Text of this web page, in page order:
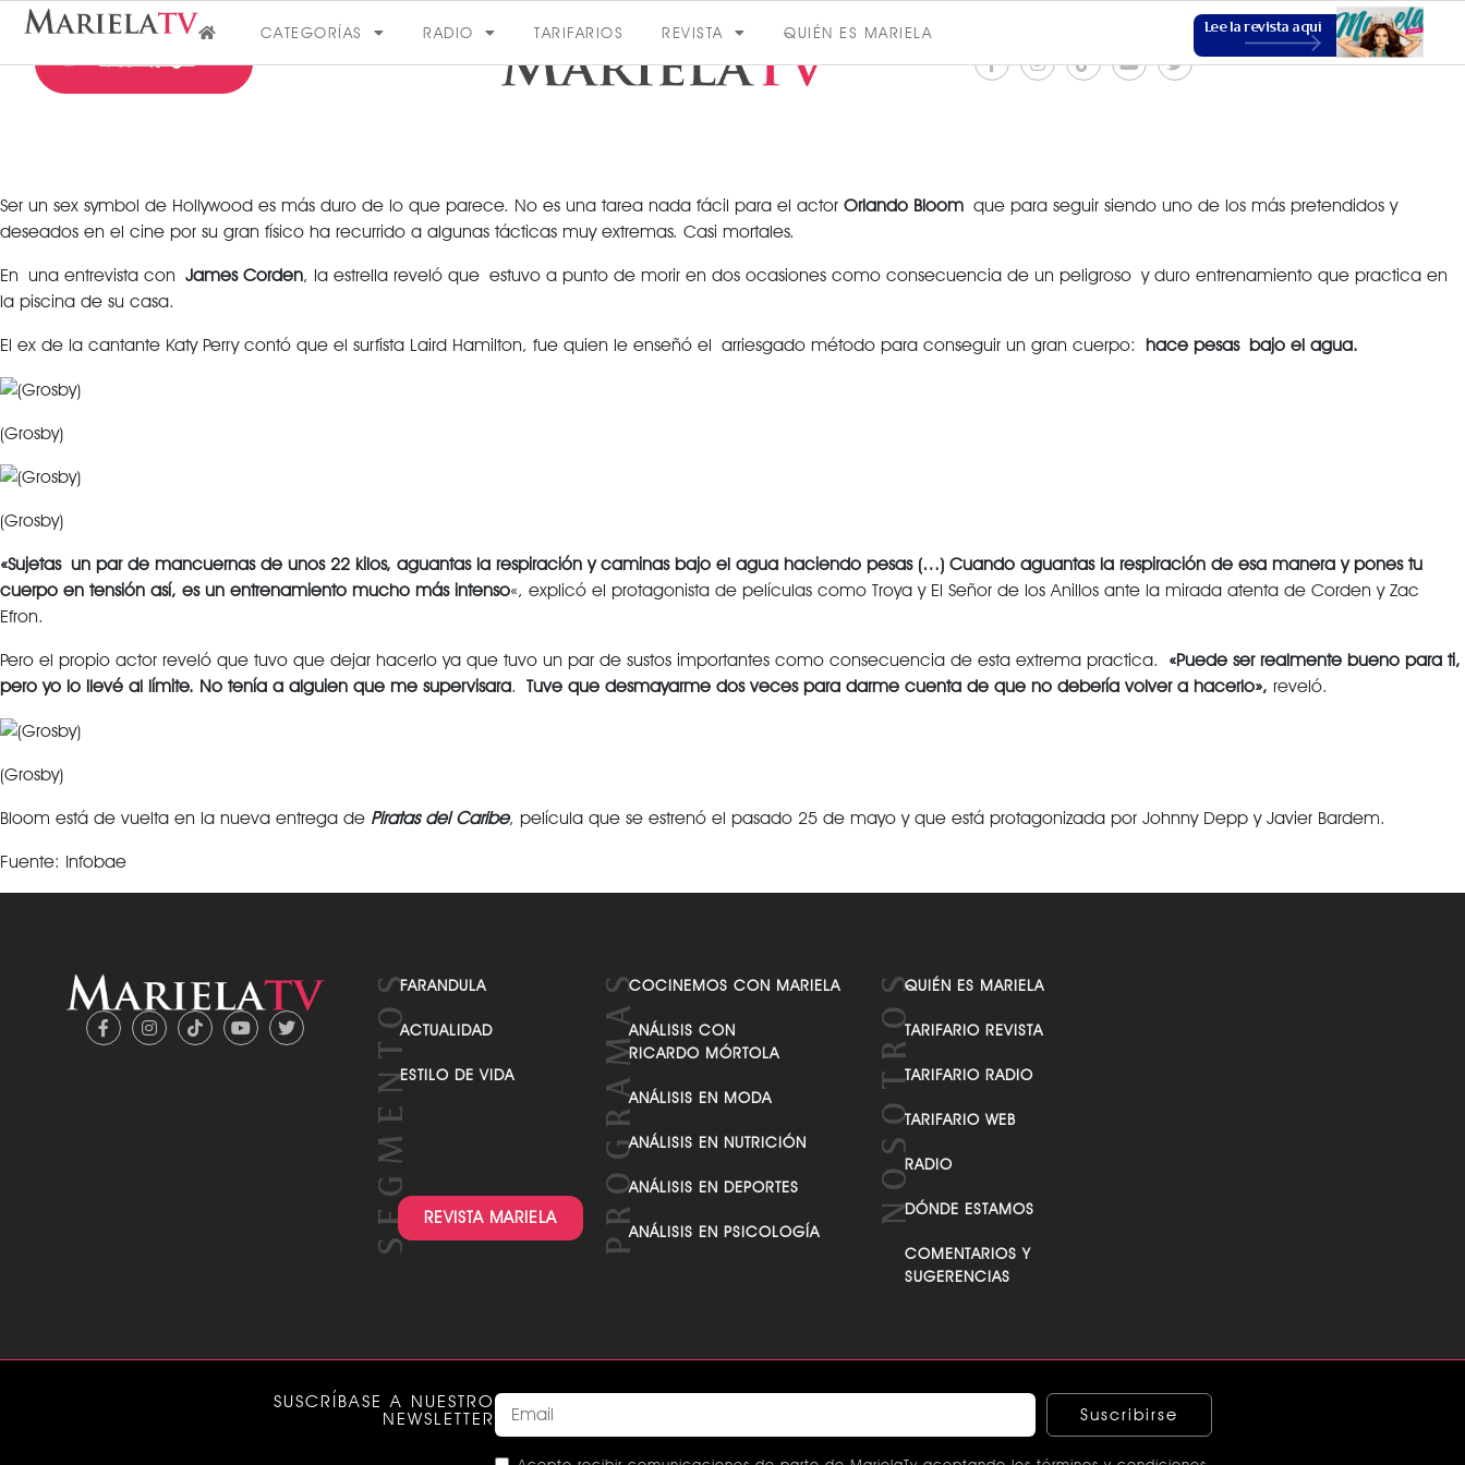
CATEGORÍAS RADIO TARIFARIOS REVISTA QUIÉN ES MARIELA Lee la revista aquí
FARÁNDULA
VER MÁS
ACTUALIDAD
VER MÁS
ESTILO DE VIDA
VER MÁS
Ser un sex symbol de Hollywood es más duro de lo que parece. No es una tarea nada fácil para el actor Orlando Bloom que para seguir siendo uno de los más pretendidos y
deseados en el cine por su gran físico ha recurrido a algunas tácticas muy extremas. Casi mortales.
En una entrevista con James Corden, la estrella reveló que estuvo a punto de morir en dos ocasiones como consecuencia de un peligroso y duro entrenamiento que practica en
la piscina de su casa.
El ex de la cantante Katy Perry contó que el surfista Laird Hamilton, fue quien le enseñó el arriesgado método para conseguir un gran cuerpo: hace pesas bajo el agua.
(Grosby)
(Grosby)
«Sujetas un par de mancuernas de unos 22 kilos, aguantas la respiración y caminas bajo el agua haciendo pesas (…) Cuando aguantas la respiración de esa manera y pones tu
cuerpo en tensión así, es un entrenamiento mucho más intenso«, explicó el protagonista de películas como Troya y El Señor de los Anillos ante la mirada atenta de Corden y Zac
Efron.
Pero el propio actor reveló que tuvo que dejar hacerlo ya que tuvo un par de sustos importantes como consecuencia de esta extrema practica. «Puede ser realmente bueno para ti,
pero yo lo llevé al límite. No tenía a alguien que me supervisara. Tuve que desmayarme dos veces para darme cuenta de que no debería volver a hacerlo», reveló.
(Grosby)
Bloom está de vuelta en la nueva entrega de Piratas del Caribe, película que se estrenó el pasado 25 de mayo y que está protagonizada por Johnny Depp y Javier Bardem.
Fuente: Infobae
FARANDULA
ACTUALIDAD
ESTILO DE VIDA
REVISTA MARIELA
COCINEMOS CON MARIELA
ANÁLISIS CON
RICARDO MÓRTOLA
ANÁLISIS EN MODA
ANÁLISIS EN NUTRICIÓN
ANÁLISIS EN DEPORTES
ANÁLISIS EN PSICOLOGÍA
QUIÉN ES MARIELA
TARIFARIO REVISTA
TARIFARIO RADIO
TARIFARIO WEB
RADIO
DÓNDE ESTAMOS
COMENTARIOS Y
SUGERENCIAS
SUSCRÍBASE A NUESTRO
NEWSLETTER
Suscribirse